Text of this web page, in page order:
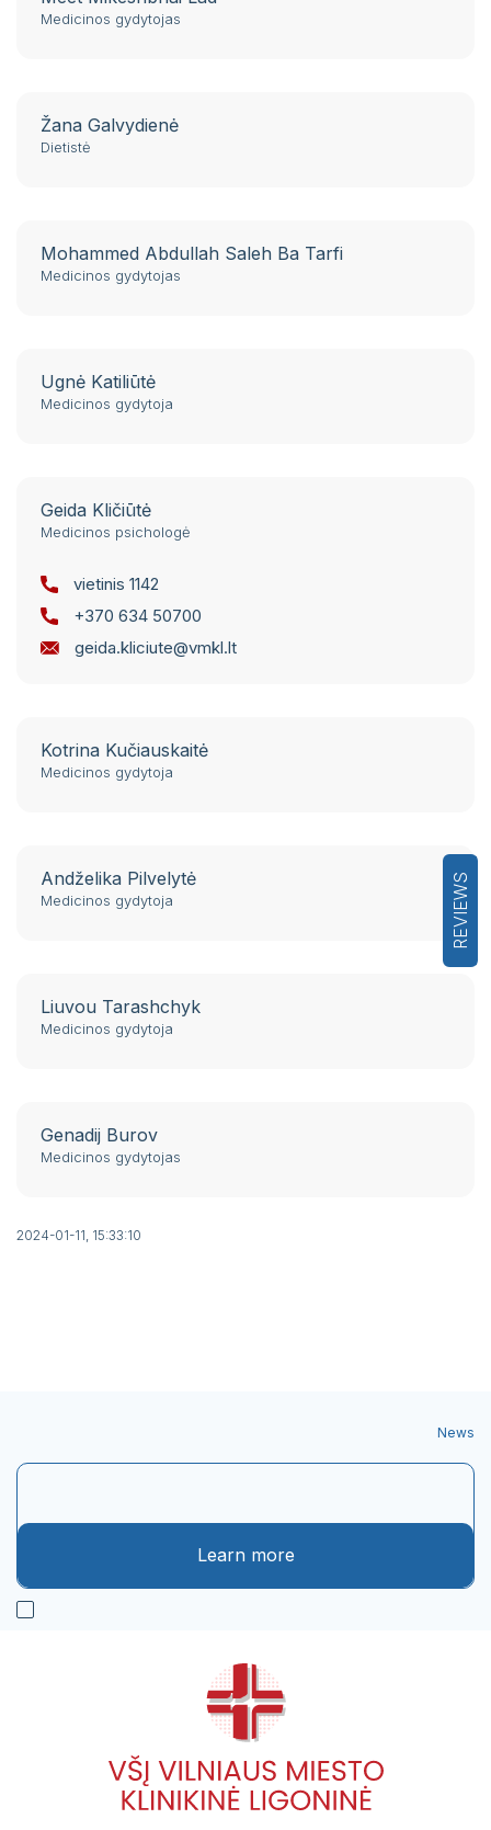
Medicinos gydytojas
Žana Galvydienė
Dietistė
Mohammed Abdullah Saleh Ba Tarfi
Medicinos gydytojas
Ugnė Katiliūtė
Medicinos gydytoja
Geida Kličiūtė
Medicinos psichologė
vietinis 1142
+370 634 50700
geida.kliciute@vmkl.lt
Kotrina Kučiauskaitė
Medicinos gydytoja
Andželika Pilvelytė
Medicinos gydytoja
Liuvou Tarashchyk
Medicinos gydytoja
Genadij Burov
Medicinos gydytojas
2024-01-11, 15:33:10
News
Learn more
REVIEWS